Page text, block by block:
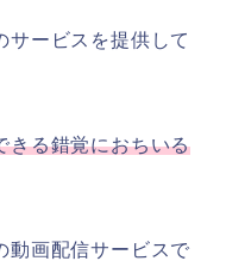
サービスを提供して
きる錯覚におちいる
動画配信サービスで